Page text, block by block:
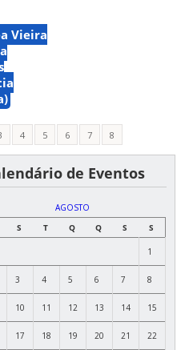
Vieira
4 5 6 7 8
de Eventos
AGOSTO
S T Q Q S S
1
3 4 5 6 7 8
10 11 12 13 14 15
17 18 19 20 21 22